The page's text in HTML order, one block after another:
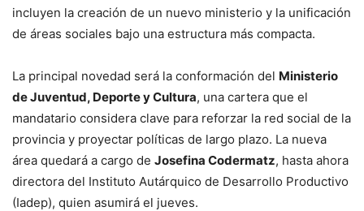
incluyen la creación de un nuevo ministerio y la unificación
de áreas sociales bajo una estructura más compacta.
La principal novedad será la conformación del Ministerio
de Juventud, Deporte y Cultura, una cartera que el
mandatario considera clave para reforzar la red social de la
provincia y proyectar políticas de largo plazo. La nueva
área quedará a cargo de Josefina Codermatz, hasta ahora
directora del Instituto Autárquico de Desarrollo Productivo
(Iadep), quien asumirá el jueves.